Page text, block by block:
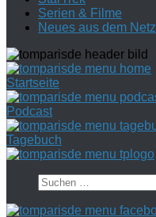
Serien & Filme
Neues aus dem Netz
Startseite
Podcast
Tagebuch
Suchen
nach: